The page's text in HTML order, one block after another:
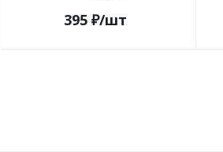
395 ₽/шт